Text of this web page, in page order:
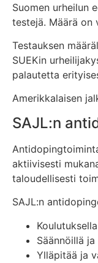
Suomen urheilun
testejä. Määrä on
Testauksen
SUEKin
palautetta
Amerikkalaisen
SAJL:n
aktiivisesti
taloudellisesti
SAJL:n
Säännöillä
Ylläpitää ja